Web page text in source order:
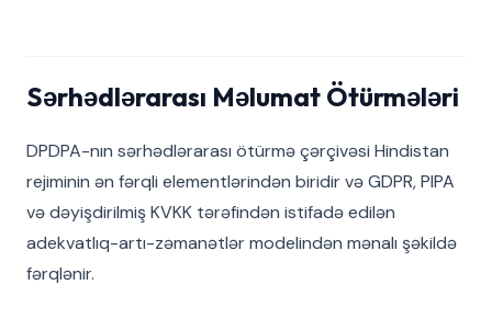
Sərhədlərarası Məlumat Ötürmələri
DPDPA-nın sərhədlərarası ötürmə çərçivəsi Hindistan
rejiminin ən fərqli elementlərindən biridir və GDPR, PIPA
və dəyişdirilmiş KVKK tərəfindən istifadə edilən
adekvatlıq-artı-zəmanətlər modelindən mənalı şəkildə
fərqlənir.